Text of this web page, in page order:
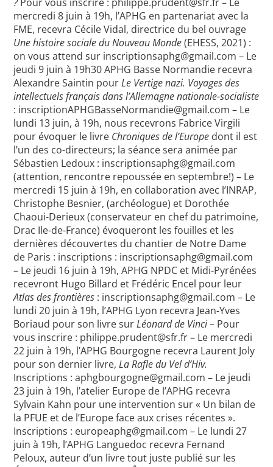
mercredi 8 juin à 19h, l’APHG en partenariat avec la
FME, recevra Cécile Vidal, directrice du bel ouvrage
Une histoire sociale du Nouveau Monde(EHESS, 2021) :
on vous attend sur inscriptionsaphg@gmail.com – Le
jeudi 9 juin à 19h30 APHG Basse Normandie recevra
Alexandre Saintin pourLe Vertige nazi. Voyages des
intellectuels français dans l’Allemagne nationale-socialiste
: inscriptionAPHGBasseNormandie@gmail.com – Le
lundi 13 juin, à 19h, nous recevrons Fabrice Virgili
pour évoquer le livre Chroniques de l’Europe dont il est
l’un des co-directeurs; la séance sera animée par
Sébastien Ledoux : inscriptionsaphg@gmail.com
(attention, rencontre repoussée en septembre!) – Le
mercredi 15 juin à 19h, en collaboration avec l’INRAP,
Christophe Besnier, (archéologue) et Dorothée
Chaoui-Derieux (conservateur en chef du patrimoine,
Drac Ile-de-France) évoqueront les fouilles et les
dernières découvertes du chantier de Notre Dame
de Paris : inscriptions : inscriptionsaphg@gmail.com
– Le jeudi 16 juin à 19h, APHG NPDC et Midi-Pyrénées
recevront Hugo Billard et Frédéric Encel pour leur
Atlas des frontières : inscriptionsaphg@gmail.com – Le
lundi 20 juin à 19h, l’APHG Lyon recevra Jean-Yves
Boriaud pour son livre surLéonard de Vinci– Pour
vous inscrire : philippe.prudent@sfr.fr – Le mercredi
22 juin à 19h, l’APHG Bourgogne recevra Laurent Joly
pour son dernier livre,La Rafle du Vel d’Hiv.
Inscriptions : aphgbourgogne@gmail.com – Le jeudi
23 juin à 19h, l’atelier Europe de l’APHG recevra
Sylvain Kahn pour une intervention sur « Un bilan de
la PFUE et de l’Europe face aux crises récentes ».
Inscriptions : europeaphg@gmail.com – Le lundi 27
juin à 19h, l’APHG Languedoc recevra Fernand
Peloux, auteur d’un livre tout juste publié sur les